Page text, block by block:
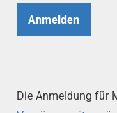
Anmelden
Die Anmeldung für